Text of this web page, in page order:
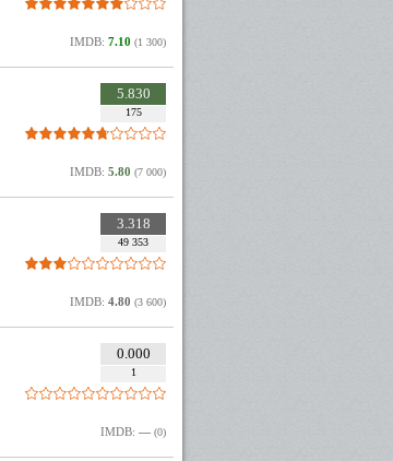
IMDB: 7.10 (1 300)
5.830
175
IMDB: 5.80 (7 000)
3.318
49 353
IMDB: 4.80 (3 600)
0.000
1
IMDB: — (0)